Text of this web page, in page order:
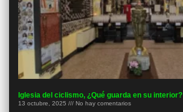
Iglesia del ciclismo, ¿Qué guarda en su interior?
13 octubre, 2025 No hay comentarios